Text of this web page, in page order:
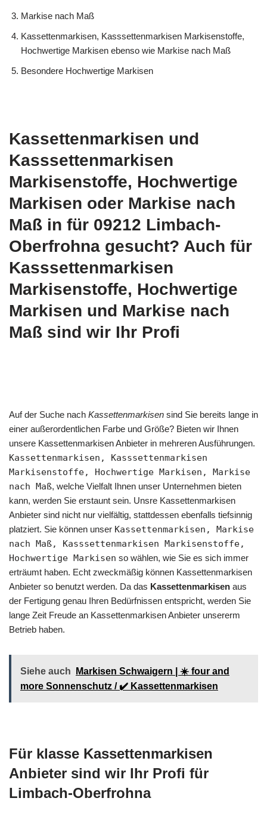
Markise nach Maß
Kassettenmarkisen, Kasssettenmarkisen Markisenstoffe,
Hochwertige Markisen ebenso wie Markise nach Maß
Besondere Hochwertige Markisen
Kassettenmarkisen und
Kasssettenmarkisen
Markisenstoffe, Hochwertige
Markisen oder Markise nach
Maß in für 09212 Limbach-
Oberfrohna gesucht? Auch für
Kasssettenmarkisen
Markisenstoffe, Hochwertige
Markisen und Markise nach
Maß sind wir Ihr Profi
Auf der Suche nach Kassettenmarkisen sind Sie bereits lange in
einer außerordentlichen Farbe und Größe? Bieten wir Ihnen
unsere Kassettenmarkisen Anbieter in mehreren Ausführungen.
Kassettenmarkisen, Kasssettenmarkisen
Markisenstoffe, Hochwertige Markisen, Markise
nach Maß, welche Vielfalt Ihnen unser Unternehmen bieten
kann, werden Sie erstaunt sein. Unsre Kassettenmarkisen
Anbieter sind nicht nur vielfältig, stattdessen ebenfalls tiefsinnig
platziert. Sie können unser Kassettenmarkisen, Markise
nach Maß, Kasssettenmarkisen Markisenstoffe,
Hochwertige Markisen so wählen, wie Sie es sich immer
erträumt haben. Echt zweckmäßig können Kassettenmarkisen
Anbieter so benutzt werden. Da das Kassettenmarkisen aus
der Fertigung genau Ihren Bedürfnissen entspricht, werden Sie
lange Zeit Freude an Kassettenmarkisen Anbieter unsererm
Betrieb haben.
Siehe auch
Markisen Schwaigern | ☀️ four and
more Sonnenschutz / ✔️ Kassettenmarkisen
Für klasse Kassettenmarkisen
Anbieter sind wir Ihr Profi für
Limbach-Oberfrohna